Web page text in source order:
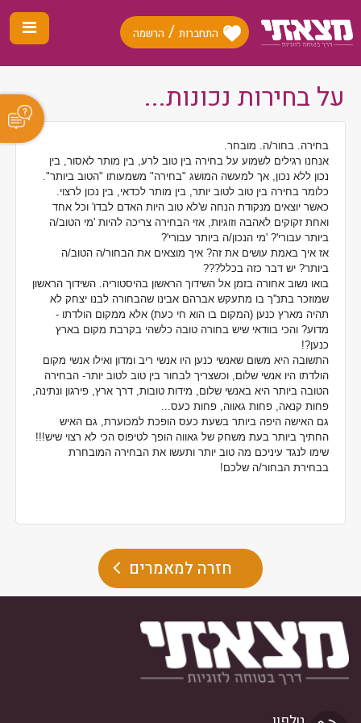
התחברות / הרשמה
על בחירות נכונות...
בחירה. בחור/ה. מובחר.
אנחנו רגילים לשמוע על בחירה בין טוב לרע, בין מותר לאסור, בין
נכון ללא נכון, אך למעשה המושג "בחירה" משמעותו "הטוב ביותר".
כלומר בחירה בין טוב לטוב יותר, בין מותר לכדאי, בין נכון לרצוי.
כאשר יוצאים מנקודת הנחה ש'לא טוב היות האדם לבדו' וכל אחד
ואחת זקוקים לאהבה וזוגיות, אזי הבחירה צריכה להיות 'מי הטוב/ה
ביותר עבורי'? 'מי הנכון/ה ביותר עבורי'?
אז איך באמת עושים את זה? איך מוצאים את הבחור/ה הטוב/ה
ביותר? יש דבר כזה בכלל???
בואו נשוב אחורה בזמן אל השידוך הראשון בהיסטוריה. השידוך הראשון
שמוזכר בתנ''ך בו מתעקש אברהם אבינו שהבחורה לבנו יצחק לא
תהיה מארץ כנען (המקום בו הוא חי כעת) אלא ממקום הולדתו -
מדוע? והכי בוודאי שיש בחורה טובה כלשהי בקרבת מקום בארץ
כנען?!
התשובה היא משום שאנשי כנען היו אנשי ריב ומדון ואילו אנשי מקום
הולדתו היו אנשי שלום, וכשצריך לבחור בין טוב לטוב יותר- הבחירה
הטובה ביותר היא באנשי שלום, מידות טובות, דרך ארץ, פירגון ונתינה,
פחות קנאה, פחות גאווה, פחות כעס...
גם האישה היפה ביותר בשעת כעס הופכת למכוערת, גם האיש
החתיך ביותר בעת משחק של גאווה הופך לטיפוס הכי לא רצוי שיש!!!
שימו לנגד עיניכם מה טוב יותר ותעשו את הבחירה המובחרת
בבחירת הבחור/ה שלכם!
חזרה למאמרים